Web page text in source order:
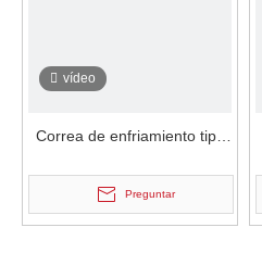
vídeo
Correa de enfriamiento tipo
acero de alta velocidad
Preguntar